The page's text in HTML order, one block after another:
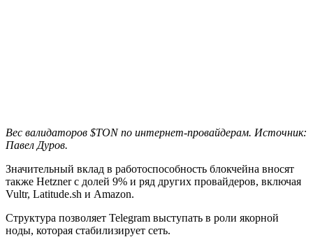
Вес валидаторов $TON по интернет-провайдерам. Источник:
Павел Дуров.
Значительный вклад в работоспособность блокчейна вносят
также Hetzner с долей 9% и ряд других провайдеров, включая
Vultr, Latitude.sh и Amazon.
Структура позволяет Telegram выступать в роли якорной
ноды, которая стабилизирует сеть.